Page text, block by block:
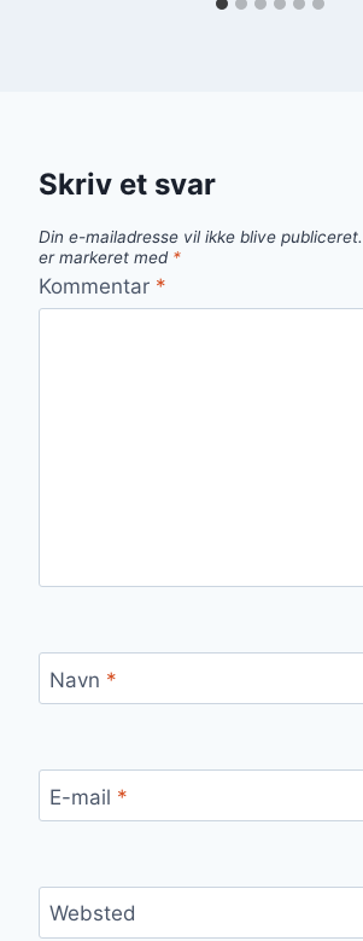
Skriv et svar
Din e-mailadresse vil ikke blive publiceret.
er markeret med *
Kommentar *
Navn *
E-mail *
Websted